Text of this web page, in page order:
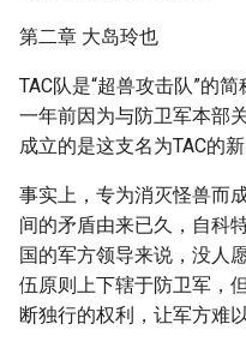
第二章 大岛玲也
TAC队是“超兽攻击队”的
一年前因为与防卫军本部
成立的是这支名为TAC的新
事实上，专为消灭怪兽而
间的矛盾由来已久，自科
国的军方领导来说，没人
伍原则上下辖于防卫军，
断独行的权利，让军方难